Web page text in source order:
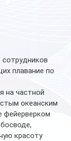
плавание по
на частной
океанским
фейерверком
красоту